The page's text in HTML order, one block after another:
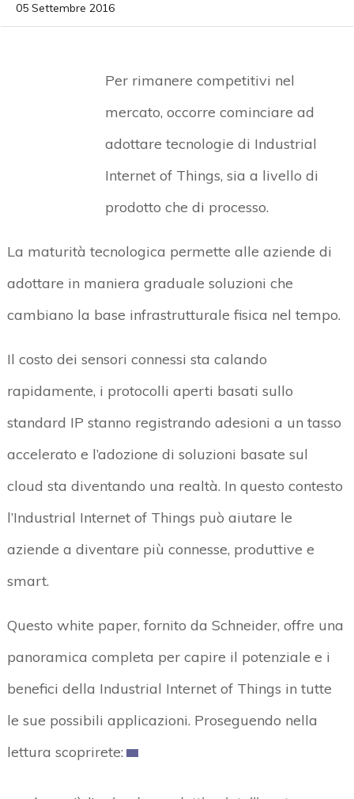
05 Settembre 2016
Per rimanere competitivi nel
mercato, occorre cominciare ad
adottare tecnologie di Industrial
Internet of Things, sia a livello di
prodotto che di processo.
La maturità tecnologica permette alle aziende di
adottare in maniera graduale soluzioni che
cambiano la base infrastrutturale fisica nel tempo.
Il costo dei sensori connessi sta calando
rapidamente, i protocolli aperti basati sullo
standard IP stanno registrando adesioni a un tasso
accelerato e l’adozione di soluzioni basate sul
cloud sta diventando una realtà. In questo contesto
l’Industrial Internet of Things può aiutare le
aziende a diventare più connesse, produttive e
smart.
Questo white paper, fornito da Schneider, offre una
panoramica completa per capire il potenziale e i
benefici della Industrial Internet of Things in tutte
le sue possibili applicazioni. Proseguendo nella
lettura scoprirete: